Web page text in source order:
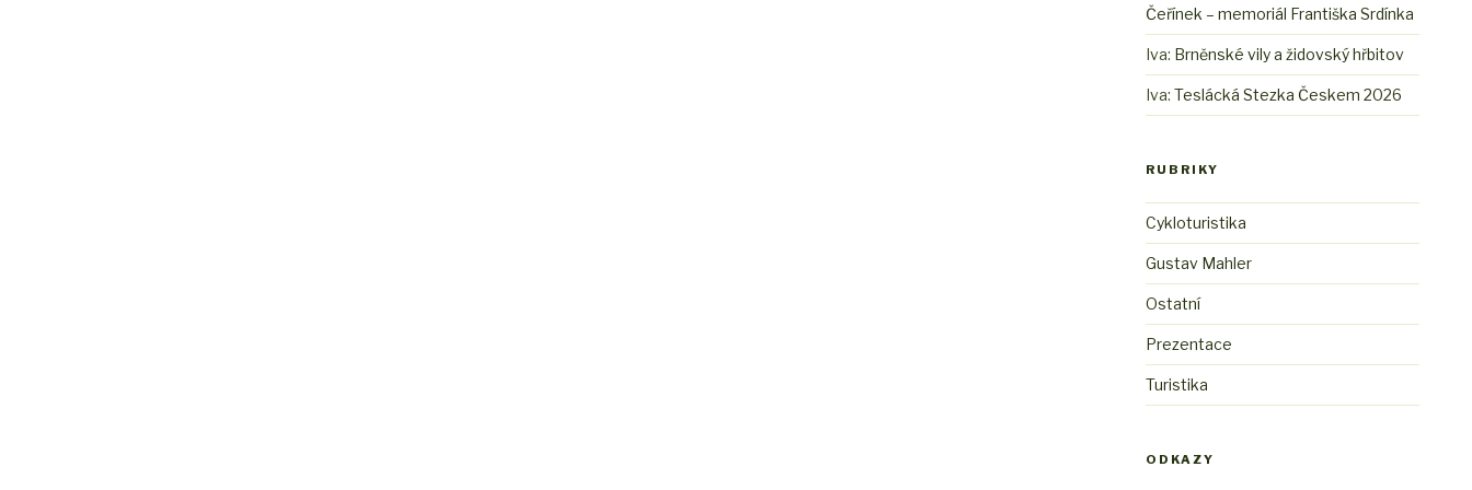
Čeřínek – memoriál Františka Srdínka
Iva: Brněnské vily a židovský hřbitov
Iva:Teslácká Stezka Českem 2026
RUBRIKY
Cykloturistika
Gustav Mahler
Ostatní
Prezentace
Turistika
ODKAZY